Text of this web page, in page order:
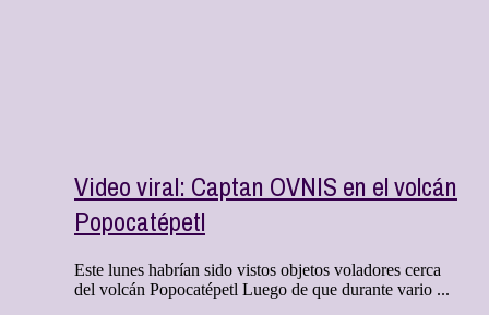
Video viral: Captan OVNIS en el volcán
Popocatépetl
Este lunes habrían sido vistos objetos voladores cerca
del volcán Popocatépetl Luego de que durante vario ...